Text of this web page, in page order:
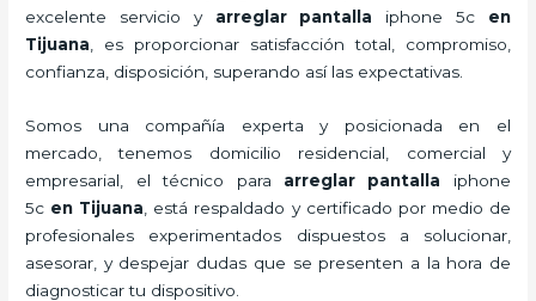
excelente servicio y arreglar pantalla iphone 5c en
Tijuana , es proporcionar satisfacción total, compromiso,
confianza, disposición, superando así las expectativas.
Somos una compañía experta y posicionada en el
mercado, tenemos domicilio residencial, comercial y
empresarial, el técnico para arreglar pantalla iphone
5c en Tijuana , está respaldado y certificado por medio de
profesionales experimentados dispuestos a solucionar,
asesorar, y despejar dudas que se presenten a la hora de
diagnosticar tu dispositivo.